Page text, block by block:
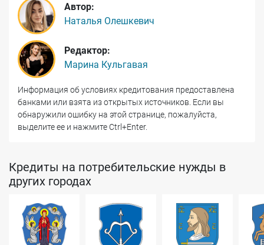
Автор:
Наталья Олешкевич
Редактор:
Марина Кульгавая
Информация об условиях кредитования предоставлена
банками или взята из открытых источников. Если вы
обнаружили ошибку на этой странице, пожалуйста,
выделите ее и нажмите Ctrl+Enter.
Кредиты на потребительские нужды в
других городах